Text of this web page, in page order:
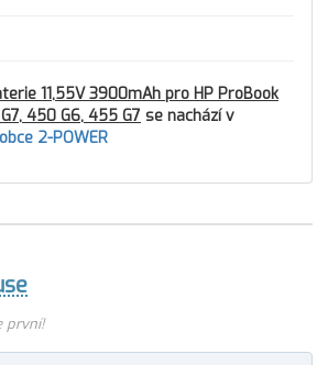
11,55V 3900mAh pro HP ProBook
450 G6, 455 G7 se nachází v
2-POWER
první!